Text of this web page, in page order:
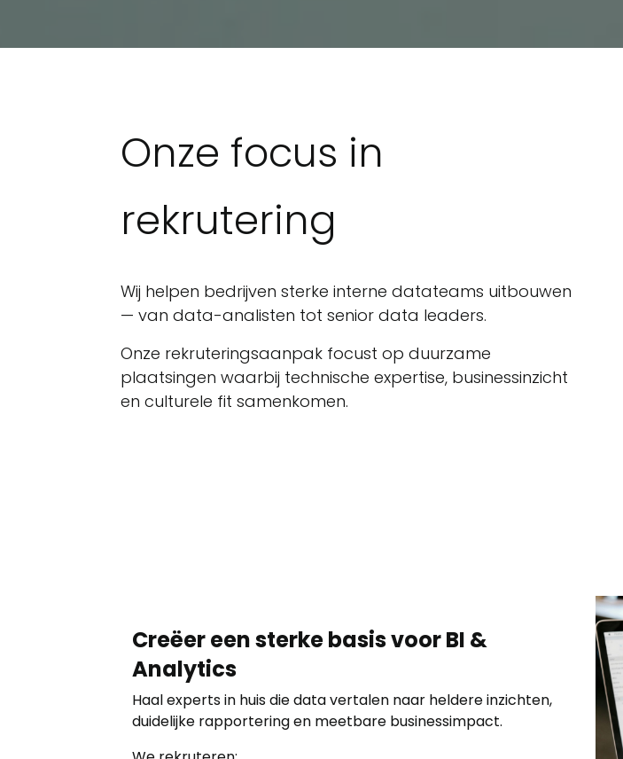
Onze focus in
rekrutering
Wij helpen bedrijven sterke interne datateams uitbouwen
— van data-analisten tot senior data leaders.
Onze rekruteringsaanpak focust op duurzame
plaatsingen waarbij technische expertise, businessinzicht
en culturele fit samenkomen.
Creëer een sterke basis voor BI &
Analytics
Haal experts in huis die data vertalen naar heldere inzichten,
duidelijke rapportering en meetbare businessimpact.